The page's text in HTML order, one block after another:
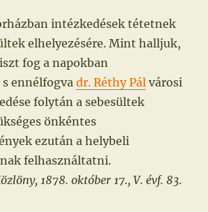
intézkedések tétetnek
elhelyezésére. Mint halljuk,
fog a napokban
ennélfogvadr. Réthy Pál városi
folytán a sebesültek
önkéntes
ezután a helybeli
felhasználtatni.
1878. október 17., V. évf. 83.